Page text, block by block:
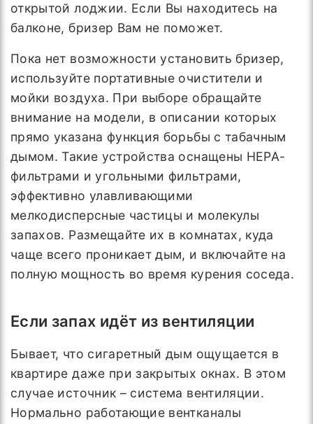
открытой лоджии. Если Вы находитесь на
балконе, бризер Вам не поможет.
Пока нет возможности установить бризер,
используйте портативные очистители и
мойки воздуха. При выборе обращайте
внимание на модели, в описании которых
прямо указана функция борьбы с табачным
дымом. Такие устройства оснащены HEPA-
фильтрами и угольными фильтрами,
эффективно улавливающими
мелкодисперсные частицы и молекулы
запахов. Размещайте их в комнатах, куда
чаще всего проникает дым, и включайте на
полную мощность во время курения соседа.
Если запах идёт из вентиляции
Бывает, что сигаретный дым ощущается в
квартире даже при закрытых окнах. В этом
случае источник – система вентиляции.
Нормально работающие вентканалы